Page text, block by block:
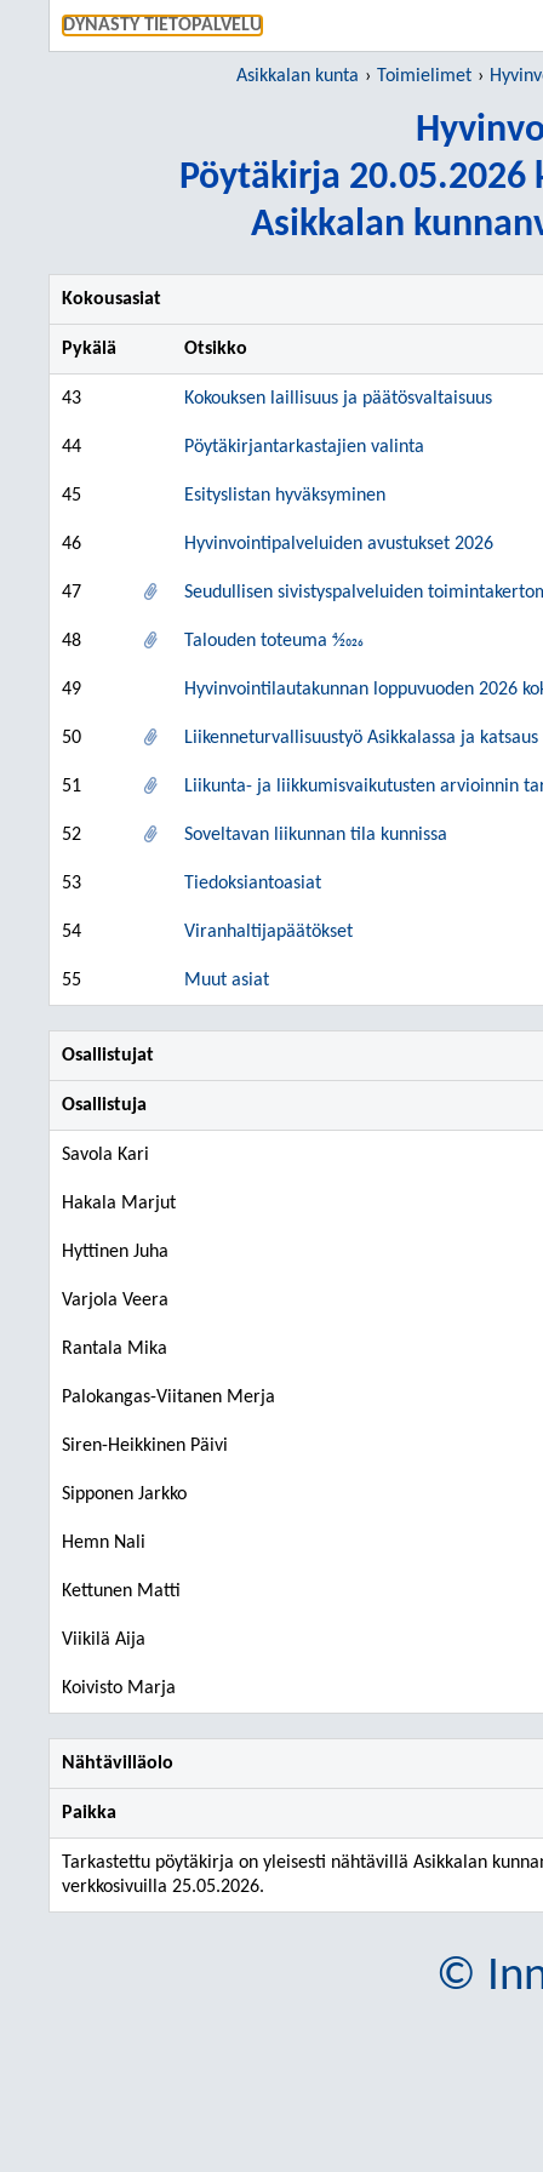
DYNASTY TIETOPALVELU
Asikkalan kunta Toimielimet
Pöytäkirja 20.05.2026
Asikkalan
Kokousasiat
Pykälä Otsikko
43 Kokouksen laillisuus ja päätösvaltaisuus
44 Pöytäkirjantarkastajien valinta
45 Esityslistan hyväksyminen
46 Hyvinvointipalveluiden avustukset 2026
47 Seudullisen sivistyspalveluiden
48 Talouden toteuma 4⁄2026
49 Hyvinvointilautakunnan loppuvuoden 2026
50 Liikenneturvallisuustyö Asikkalassa ja
51 Liikunta- ja liikkumisvaikutusten arvioinnin
52 Soveltavan liikunnan tila kunnissa
53 Tiedoksiantoasiat
54 Viranhaltijapäätökset
55 Muut asiat
Osallistujat
Osallistuja
Savola Kari
Hakala Marjut
Hyttinen Juha
Varjola Veera
Rantala Mika
Palokangas-Viitanen Merja
Siren-Heikkinen Päivi
Sipponen Jarkko
Hemn Nali
Kettunen Matti
Viikilä Aija
Koivisto Marja
Nähtävilläolo
Paikka
Tarkastettu pöytäkirja on yleisesti nähtävillä Asikkalan
verkkosivuilla 25.05.2026.
©